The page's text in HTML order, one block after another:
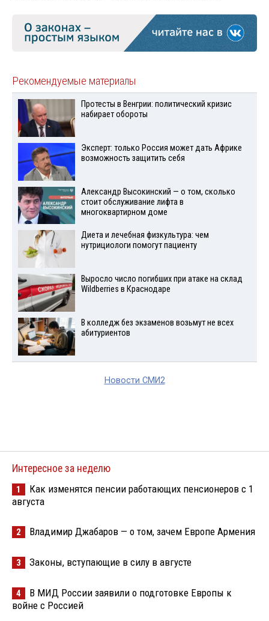
Рекомендуемые материалы
Протесты в Венгрии: политический кризис
набирает обороты
Эксперт: только Россия может дать Африке
возможность защитить себя
Александр Высокинский — о том, сколько
стоит обслуживание лифта в
многоквартирном доме
Диета и лечебная физкультура: чем
нутрициологи помогут пациенту
Выросло число погибших при атаке на склад
Wildberries в Краснодаре
В колледж без экзаменов возьмут не всех
абитуриентов
Новости СМИ2
Интересное за неделю
1
Как изменятся пенсии работающих пенсионеров с 1
августа
2 Владимир Джабаров — о том, зачем Европе Армения
3 Законы, вступающие в силу в августе
4
В МИД России заявили о подготовке Европы к
войне с Россией